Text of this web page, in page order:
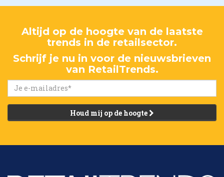
Altijd op de hoogte van de laatste
trends in de retailsector.
Schrijf je nu in voor de nieuwsbrieven
van RetailTrends.
Houd mij op de hoogte